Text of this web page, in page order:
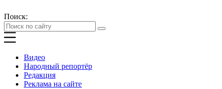
Поиск:
Видео
Народный репортёр
Редакция
Реклама на сайте